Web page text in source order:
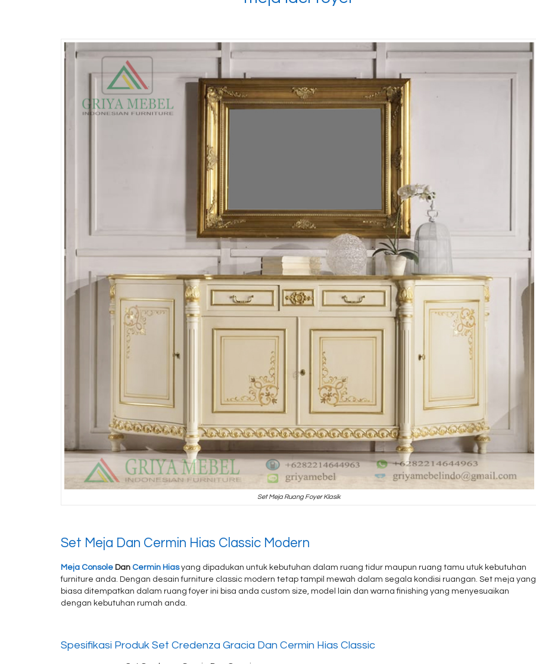
Set Meja Ruang Foyer Klasik
Set Meja Dan Cermin Hias Classic Modern
Meja Console Dan Cermin Hiasyang dipadukan untuk kebutuhan dalam ruang tidur maupun ruang tamu utuk kebutuhan
furniture anda. Dengan desain furniture classic modern tetap tampil mewah dalam segala kondisi ruangan. Set meja yang
biasa ditempatkan dalam ruang foyer ini bisa anda custom size, model lain dan warna finishing yang menyesuaikan
dengan kebutuhan rumah anda.
Spesifikasi Produk Set Credenza Gracia Dan Cermin Hias Classic